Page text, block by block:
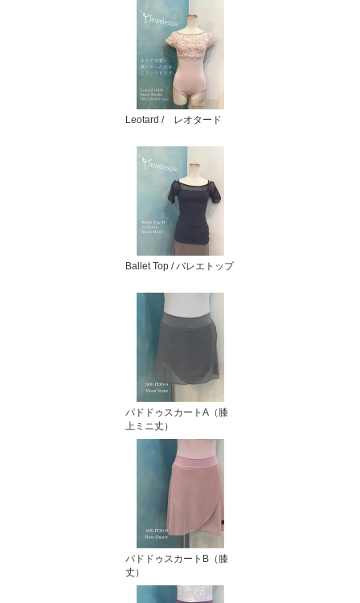
Leotard / レオタード
Ballet Top / バレエトップ
パドドゥスカートA（膝
上ミニ丈）
パドドゥスカートB（膝
丈）